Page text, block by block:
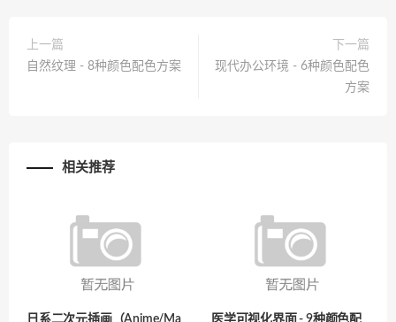
上一篇
自然纹理 - 8种颜色配色方案
下一篇
现代办公环境 - 6种颜色配色
方案
相关推荐